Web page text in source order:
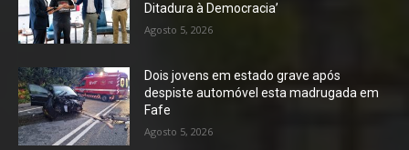
Ditadura à Democracia’
Agosto 5, 2026
Dois jovens em estado grave após
despiste automóvel esta madrugada em
Fafe
Agosto 5, 2026